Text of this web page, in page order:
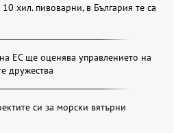
хил. пивоварни, в България те са
ЕС ще оценява управлението на
дружества
си за морски вятърни